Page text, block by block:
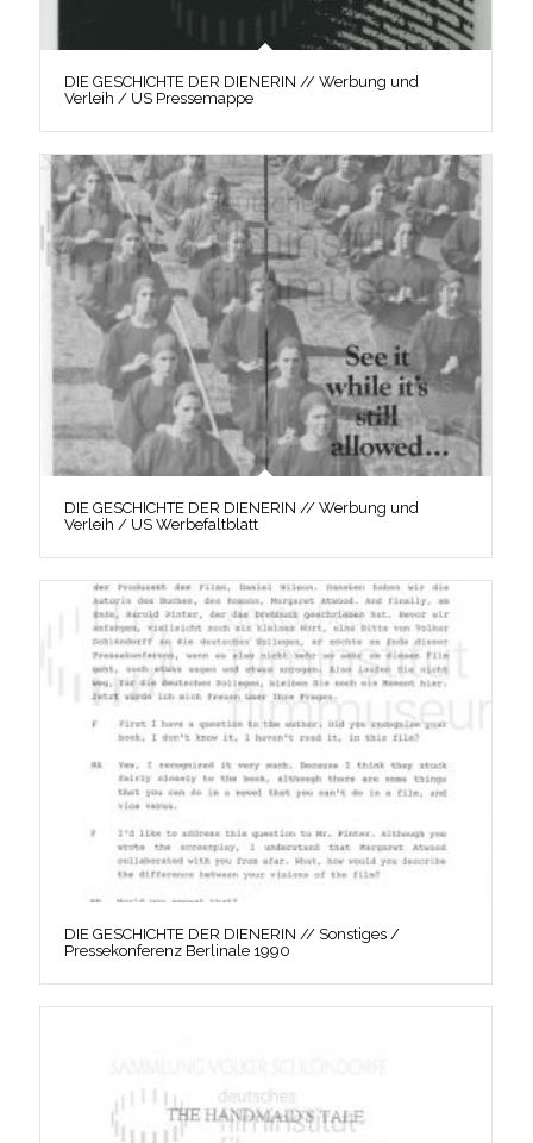
DIE GESCHICHTE DER DIENERIN // Werbung und
Verleih / US Pressemappe
DIE GESCHICHTE DER DIENERIN // Werbung und
Verleih / US Werbefaltblatt
DIE GESCHICHTE DER DIENERIN // Sonstiges /
Pressekonferenz Berlinale 1990